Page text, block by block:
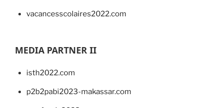
vacancesscolaires2022.com
MEDIA PARTNER II
isth2022.com
p2b2pabi2023-makassar.com